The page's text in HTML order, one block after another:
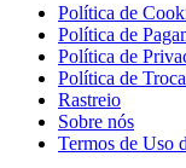
Política de
Política de
Política de
Política de
Rastreio
Sobre nós
Termos de Uso